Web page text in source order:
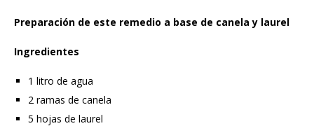
Preparación de este remedio a base de canela y laurel
Ingredientes
1 litro de agua
2 ramas de canela
5 hojas de laurel